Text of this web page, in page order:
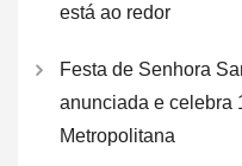
está ao redor
Festa de Senhora
anunciada e celebra
Metropolitana